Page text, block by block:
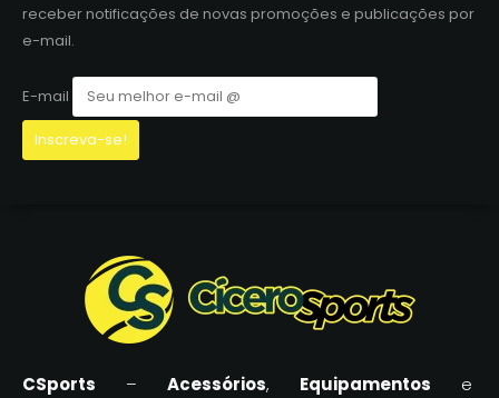
receber notificações de novas promoções e publicações por
e-mail.
E-mail
CSports – Acessórios, Equipamentos e